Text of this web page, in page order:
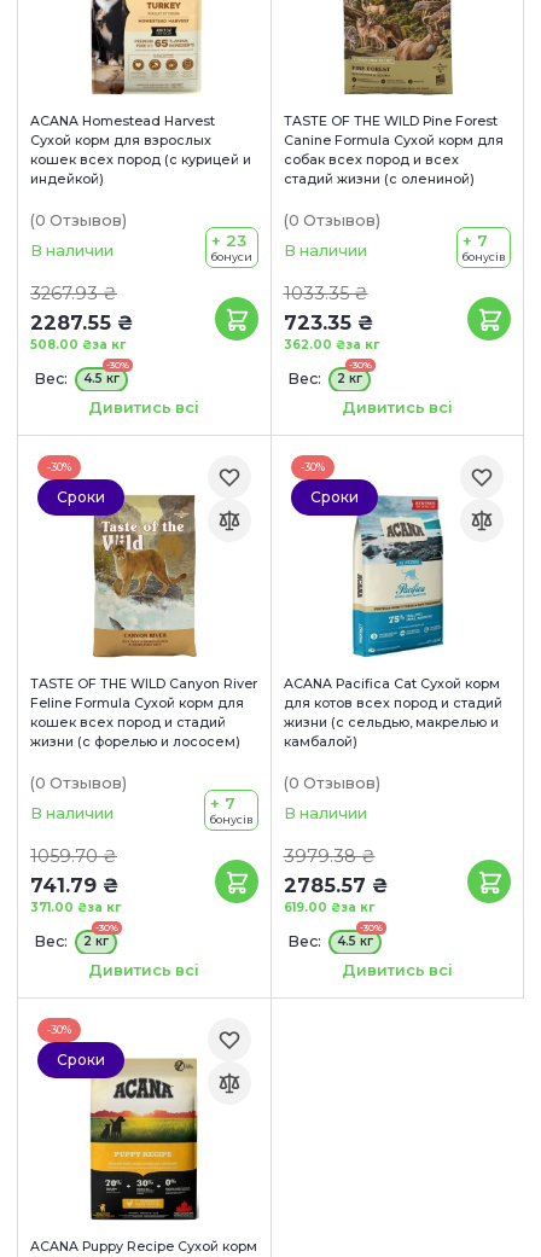
ACANA Homestead Harvest
Сухой корм для взрослых
кошек всех пород (с курицей и
индейкой)
(0 Отзывов)
В наличии
3267.93 ₴
2287.55 ₴
за кг
508.00 ₴
+ 23
бонуси
Вес:
-30%
4.5 кг
Сроки годности:
12/10/2026
Дивитись всі
TASTE OF THE WILD Pine Forest
Canine Formula Сухой корм для
собак всех пород и всех
стадий жизни (с олениной)
(0 Отзывов)
В наличии
1033.35 ₴
723.35 ₴
за кг
362.00 ₴
+ 7
бонусів
Вес:
-30%
2 кг
Сроки годности:
04/10/2026
Дивитись всі
-30%
Сроки
TASTE OF THE WILD Canyon River
Feline Formula Сухой корм для
кошек всех пород и стадий
жизни (с форелью и лососем)
(0 Отзывов)
В наличии
1059.70 ₴
741.79 ₴
за кг
371.00 ₴
+ 7
бонусів
Вес:
-30%
2 кг
Сроки годности:
18/10/2026
Дивитись всі
-30%
Сроки
ACANA Pacifica Cat Сухой корм
для котов всех пород и стадий
жизни (с сельдью, макрелью и
камбалой)
(0 Отзывов)
В наличии
3979.38 ₴
2785.57 ₴
за кг
619.00 ₴
Вес:
-30%
4.5 кг
Сроки годности:
13/10/2026
Дивитись всі
-30%
Сроки
ACANA Puppy Recipe Сухой корм